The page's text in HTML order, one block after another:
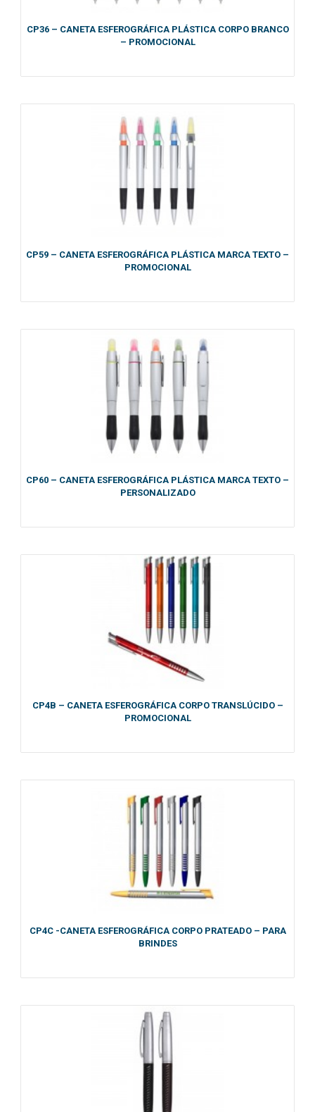
CP36 – CANETA ESFEROGRÁFICA PLÁSTICA CORPO BRANCO
– PROMOCIONAL
CP59 – CANETA ESFEROGRÁFICA PLÁSTICA MARCA TEXTO –
PROMOCIONAL
CP60 – CANETA ESFEROGRÁFICA PLÁSTICA MARCA TEXTO –
PERSONALIZADO
CP4B – CANETA ESFEROGRÁFICA CORPO TRANSLÚCIDO –
PROMOCIONAL
CP4C -CANETA ESFEROGRÁFICA CORPO PRATEADO – PARA
BRINDES